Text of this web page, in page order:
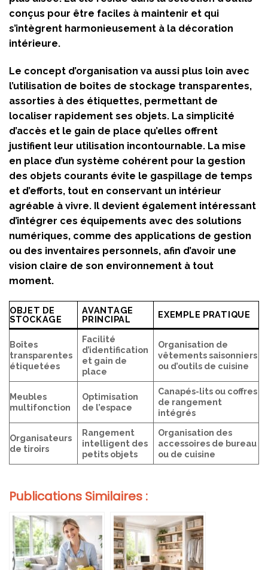
conçus pour être faciles à maintenir et qui
s’intègrent harmonieusement à la décoration
intérieure.
Le concept d’organisation va aussi plus loin avec
l’utilisation de boîtes de stockage transparentes,
assorties à des étiquettes, permettant de
localiser rapidement ses objets. La simplicité
d’accès et le gain de place qu’elles offrent
justifient leur utilisation incontournable. La mise
en place d’un système cohérent pour la gestion
des objets courants évite le gaspillage de temps
et d’efforts, tout en conservant un intérieur
agréable à vivre. Il devient également intéressant
d’intégrer ces équipements avec des solutions
numériques, comme des applications de gestion
ou des inventaires personnels, afin d’avoir une
vision claire de son environnement à tout
moment.
OBJET DE
STOCKAGE
AVANTAGE
PRINCIPAL
EXEMPLE PRATIQUE
Boîtes
transparentes
étiquetées
Facilité
d’identification
et gain de
place
Organisation de
vêtements saisonniers
ou d’outils de cuisine
Meubles
multifonction
Optimisation
de l’espace
Canapés-lits ou coffres
de rangement
intégrés
Organisateurs
de tiroirs
Rangement
intelligent des
petits objets
Organisation des
accessoires de bureau
ou de cuisine
Publications Similaires :